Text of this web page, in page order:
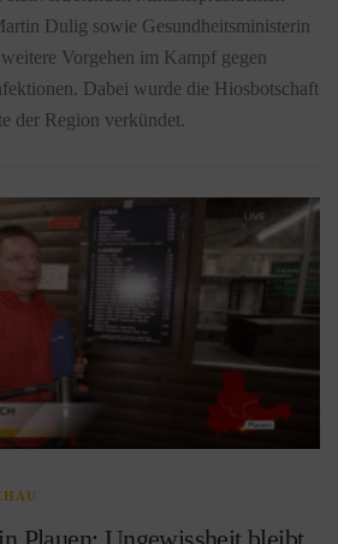
Dulig sowie Gesundheitsministerin
Vorgehen im Kampf gegen
Dabei wurde die Hiosbotschaft
der Region verkündet.
Plauen: Ungewissheit bleibt